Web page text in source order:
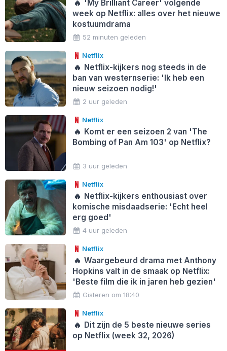
🔥 'My Brilliant Career' volgende
week op Netflix: alles over het nieuwe
kostuumdrama
52 minuten geleden
Netflix
🔥 Netflix-kijkers nog steeds in de
ban van westernserie: 'Ik heb een
nieuw seizoen nodig!'
2 uur geleden
Netflix
🔥 Komt er een seizoen 2 van 'The
Bombing of Pan Am 103' op Netflix?
3 uur geleden
Netflix
🔥 Netflix-kijkers enthousiast over
komische misdaadserie: 'Echt heel
erg goed'
4 uur geleden
Netflix
🔥 Waargebeurd drama met Anthony
Hopkins valt in de smaak op Netflix:
'Beste film die ik in jaren heb gezien'
Gisteren om 18:40
Netflix
🔥 Dit zijn de 5 beste nieuwe series
op Netflix (week 32, 2026)